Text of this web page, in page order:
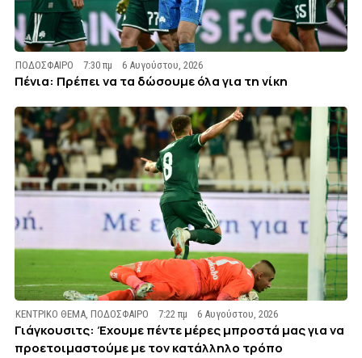
ΠΟΔΟΣΦΑΙΡΟ 7:30 πμ 6 Αυγούστου, 2026
Πένια: Πρέπει να τα δώσουμε όλα για τη νίκη
ΚΕΝΤΡΙΚΟ ΘΕΜΑ,ΠΟΔΟΣΦΑΙΡΟ 7:22 πμ 6 Αυγούστου, 2026
Γιάγκουσιτς: Έχουμε πέντε μέρες μπροστά μας για να
προετοιμαστούμε με τον κατάλληλο τρόπο